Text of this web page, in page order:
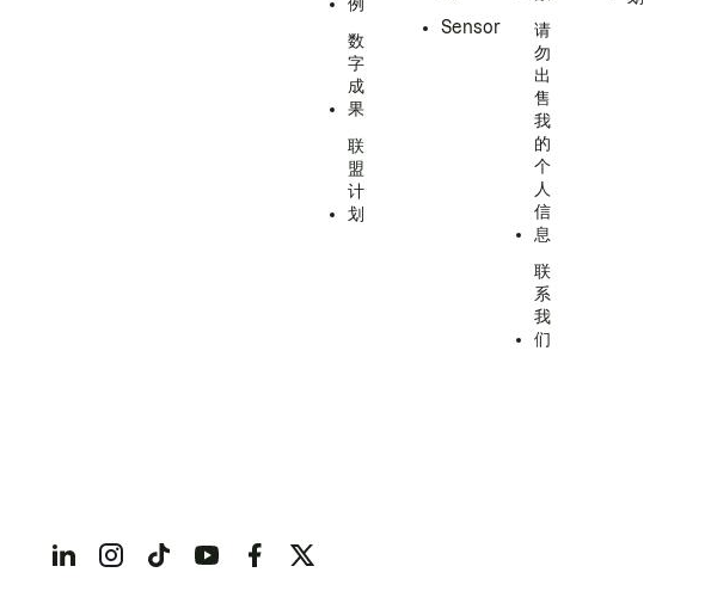
数
字
成
果
联
盟
计
划
Sensor
请
勿
出
售
我
的
个
人
信
息
联
系
我
们